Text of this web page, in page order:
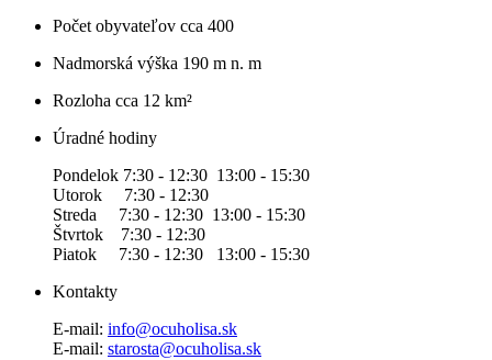
Počet obyvateľov cca 400
Nadmorská výška 190 m n. m
Rozloha cca 12 km²
Úradné hodiny
Pondelok 7:30 - 12:30 13:00 - 15:30
Utorok 7:30 - 12:30
Streda 7:30 - 12:30 13:00 - 15:30
Štvrtok 7:30 - 12:30
Piatok 7:30 - 12:30 13:00 - 15:30
Kontakty
E-mail: info@ocuholisa.sk
E-mail: starosta@ocuholisa.sk